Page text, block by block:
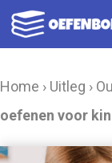
Ga
naar
Home › Uitleg ›
oefenen voor